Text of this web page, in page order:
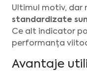
Ultimul motiv, dar
standardizate
Ce alt indicator
performanța
Avantaje